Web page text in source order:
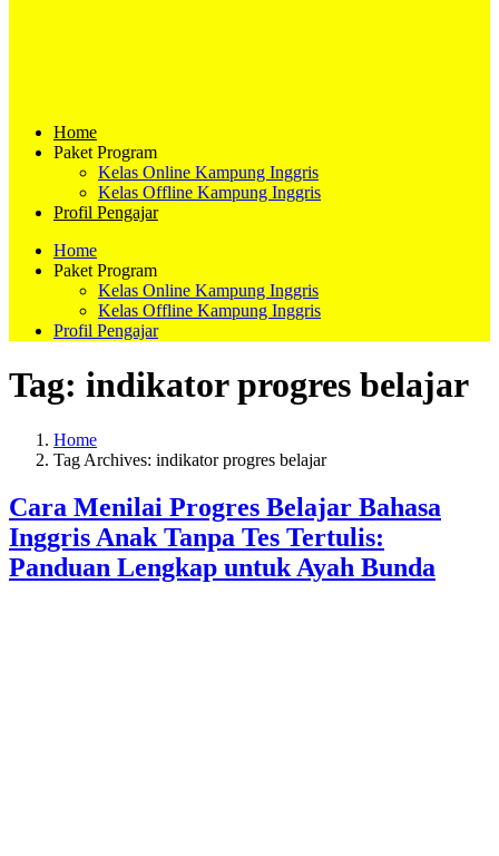
Home
Paket Program
Kelas Online Kampung Inggris
Kelas Offline Kampung Inggris
Profil Pengajar
Home
Paket Program
Kelas Online Kampung Inggris
Kelas Offline Kampung Inggris
Profil Pengajar
Tag: indikator progres belajar
Home
Tag Archives: indikator progres belajar
Cara Menilai Progres Belajar Bahasa
Inggris Anak Tanpa Tes Tertulis:
Panduan Lengkap untuk Ayah Bunda